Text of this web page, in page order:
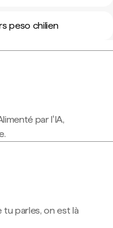
peso chilien
par l'IA,
parles, on est là